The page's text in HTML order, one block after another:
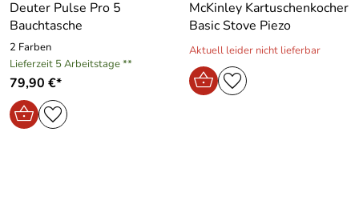
Deuter Pulse Pro 5
Bauchtasche
2 Farben
Lieferzeit 5 Arbeitstage **
79,90 €*
McKinley Kartuschenkocher
Basic Stove Piezo
Aktuell leider nicht lieferbar